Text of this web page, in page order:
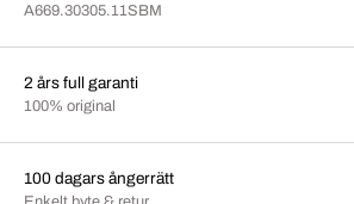
A669.30305.11SBM
2 års full garanti
100% original
100 dagars ångerrätt